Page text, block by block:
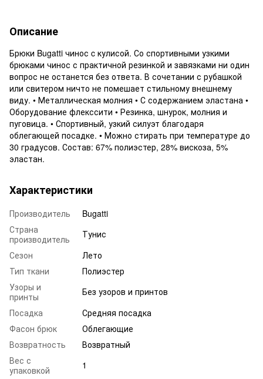
Описание
Брюки Bugatti чинос c кулисой. Со спортивными узкими
брюками чинос с практичной резинкой и завязками ни один
вопрос не останется без ответа. В сочетании с рубашкой
или свитером ничто не помешает стильному внешнему
виду. • Металлическая молния • С содержанием эластана •
Оборудование флекссити • Резинка, шнурок, молния и
пуговица. • Спортивный, узкий силуэт благодаря
облегающей посадке. • Можно стирать при температуре до
30 градусов. Состав: 67% полиэстер, 28% вискоза, 5%
эластан.
Характеристики
Производитель
Bugatti
Страна
производитель
Тунис
Сезон
Лето
Тип ткани
Полиэстер
Узоры и
принты
Без узоров и принтов
Посадка
Средняя посадка
Фасон брюк
Облегающие
Возвратность
Возвратный
Вес с
упаковкой
1